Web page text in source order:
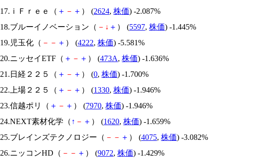
17.ｉＦｒｅｅ（ ＋ － ＋ ） (2624, 株価) -2.087%
18.ブルーイノベーション（ － ↓ ＋ ） (5597, 株価) -1.445%
19.児玉化（ － － ＋ ） (4222, 株価) -5.581%
20.ニッセイETF（ ＋ － ＋ ） (473A, 株価) -1.636%
21.日経２２５（ ＋ － ＋ ） (0, 株価) -1.700%
22.上場２２５（ ＋ － ＋ ） (1330, 株価) -1.946%
23.信越ポリ（ ＋ － ＋ ） (7970, 株価) -1.946%
24.NEXT素材化学（ ↑ － ＋ ） (1620, 株価) -1.659%
25.ブレインズテクノロジー（ － － ＋ ） (4075, 株価) -3.082%
26.ニッコンHD（ － － ＋ ） (9072, 株価) -1.429%